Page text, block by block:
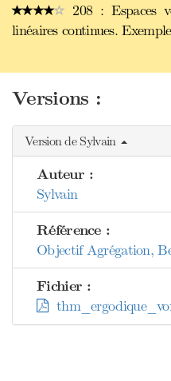
208 : Espaces
linéaires continues.
Versions :
Version de Sylvain
Auteur :
Sylvain
Référence :
Objectif Agrégation,
Fichier :